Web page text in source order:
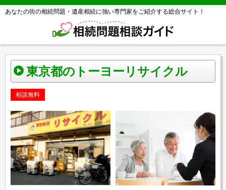
あなたの街の相続問題・遺産相続に強い専門家をご紹介する総合サイト！
東京都のトーヨーリサイクル
相談無料